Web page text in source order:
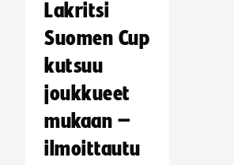
Lakritsi
Suomen Cup
kutsuu
joukkueet
mukaan –
ilmoittautu